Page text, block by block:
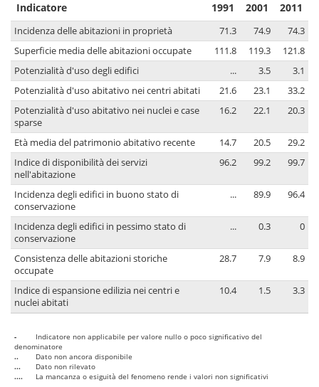
Indicatore 1991 2001 2011
Incidenza delle abitazioni in proprietà 71.3 74.9
74.3
Superficie media delle abitazioni occupate
111.8 119.3
121.8
Potenzialità d'uso degli edifici
... 3.5
3.1
Potenzialità d'uso abitativo nei centri abitati
21.6 23.1
33.2
Potenzialità d'uso abitativo nei nuclei e case
sparse
16.2 22.1 20.3
Età media del patrimonio abitativo recente 14.7 20.5
29.2
Indice di disponibilità dei servizi
nell'abitazione
96.2 99.2 99.7
Incidenza degli edifici in buono stato di
conservazione
... 89.9 96.4
Incidenza degli edifici in pessimo stato di
conservazione
... 0.3 0
Consistenza delle abitazioni storiche
occupate
28.7 7.9 8.9
Indice di espansione edilizia nei centri e
nuclei abitati
10.4 1.5 3.3
-
Indicatore non applicabile per valore nullo o poco significativo del
denominatore
..
Dato non ancora disponibile
...
Dato non rilevato
....
La mancanza o esiguità del fenomeno rende i valori non significativi